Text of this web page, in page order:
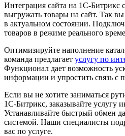
Интеграция сайта на 1С-Битрикс
выгружать товары на сайт. Так
в актуальном состоянии.
товаров в режиме реального
Оптимизируйте наполнение
команда предлагает услугу по
Функционал дает возможность
информации и упростить связь с
Если вы не хотите заниматься
1С-Битрикс, заказывайте услугу
Устанавливайте быстрый обмен
системой. Наши специалисты
вас по услуге.